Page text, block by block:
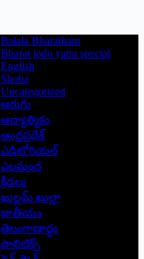
Balala Bharatham
Bharat jodo yatra special
English
Shoba
Uncategorized
అరుగు
ఆద్యాత్మికం
ఆంధ్రప్రదేశ్
ఎడిటోరియల్
ఎలమంద
క్రీడలు
ఖుల్లమ్ ఖుల్లా
జాతీయం
తెలంగాణార్థం
పాలిటిక్స్